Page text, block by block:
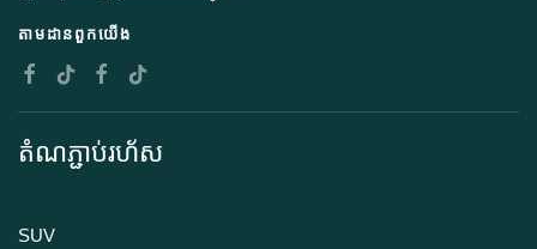
តាមដានពួកយើង
តំណភ្ជាប់រហ័ស
SUV